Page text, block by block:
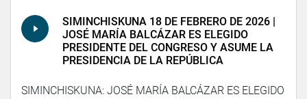
SIMINCHISKUNA 18 DE FEBRERO DE 2026 |
JOSÉ MARÍA BALCÁZAR ES ELEGIDO
PRESIDENTE DEL CONGRESO Y ASUME LA
PRESIDENCIA DE LA REPÚBLICA
SIMINCHISKUNA: JOSÉ MARÍA BALCÁZAR ES ELEGIDO